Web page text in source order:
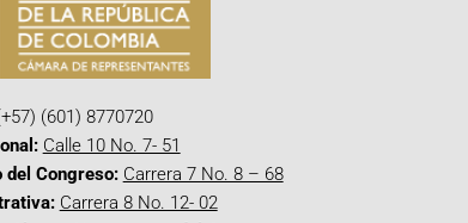
(601) 8770720
Calle 10 No. 7- 51
del Congreso: Carrera 7 No. 8 – 68
Carrera 8 No. 12- 02